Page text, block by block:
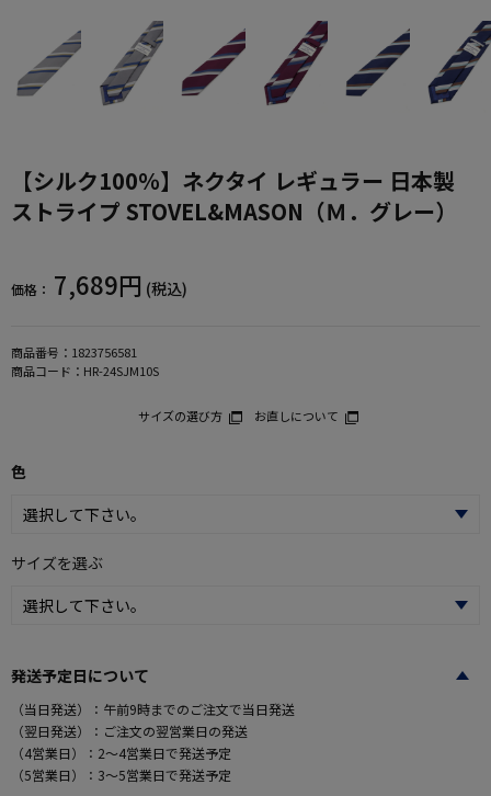
【シルク100％】ネクタイ レギュラー 日本製
ストライプ STOVEL&MASON（Ｍ．グレー）
価格： 7,689円 (税込)
商品番号： 1823756581
商品コード： HR-24SJM10S
サイズの選び方 お直しについて
色
サイズを選ぶ
発送予定日について
（当日発送）：午前9時までのご注文で当日発送
（翌日発送）：ご注文の翌営業日の発送
（4営業日）：2～4営業日で発送予定
（5営業日）：3～5営業日で発送予定